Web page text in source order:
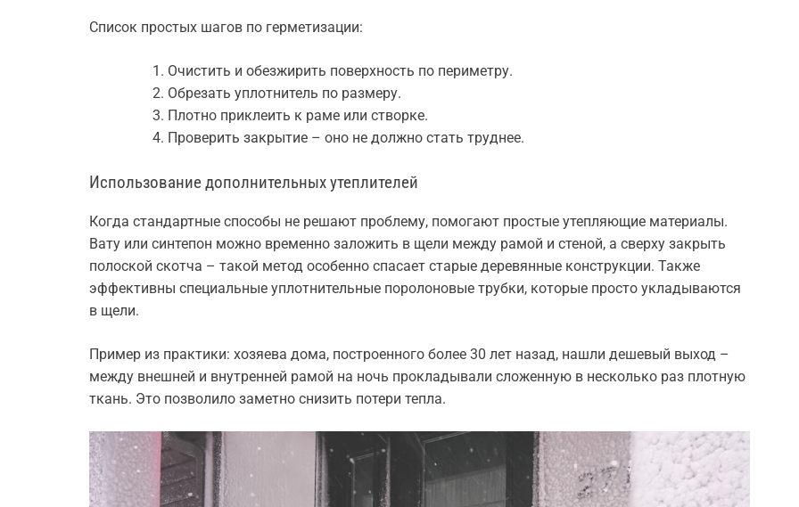
Список простых шагов по герметизации:
Очистить и обезжирить поверхность по периметру.
Обрезать уплотнитель по размеру.
Плотно приклеить к раме или створке.
Проверить закрытие – оно не должно стать труднее.
Использование дополнительных утеплителей
Когда стандартные способы не решают проблему, помогают простые утепляющие материалы.
Вату или синтепон можно временно заложить в щели между рамой и стеной, а сверху закрыть
полоской скотча – такой метод особенно спасает старые деревянные конструкции. Также
эффективны специальные уплотнительные поролоновые трубки, которые просто укладываются
в щели.
Пример из практики: хозяева дома, построенного более 30 лет назад, нашли дешевый выход –
между внешней и внутренней рамой на ночь прокладывали сложенную в несколько раз плотную
ткань. Это позволило заметно снизить потери тепла.